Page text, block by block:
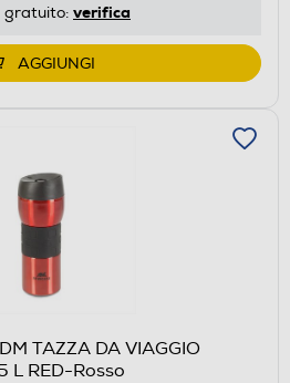
gratuito: verifica
AGGIUNGI
TAZZA DA VIAGGIO
L RED-Rosso